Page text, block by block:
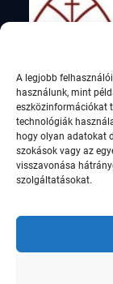
A legjobb
használunk, mint
eszközinformációkat
technológiák
hogy olyan adatokat
szokások vagy az
visszavonása
szolgáltatásokat.